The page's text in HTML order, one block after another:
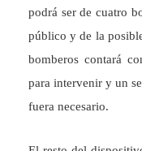
podrá ser de cuatro
público y de la
bomberos contará
para intervenir y un
fuera necesario.